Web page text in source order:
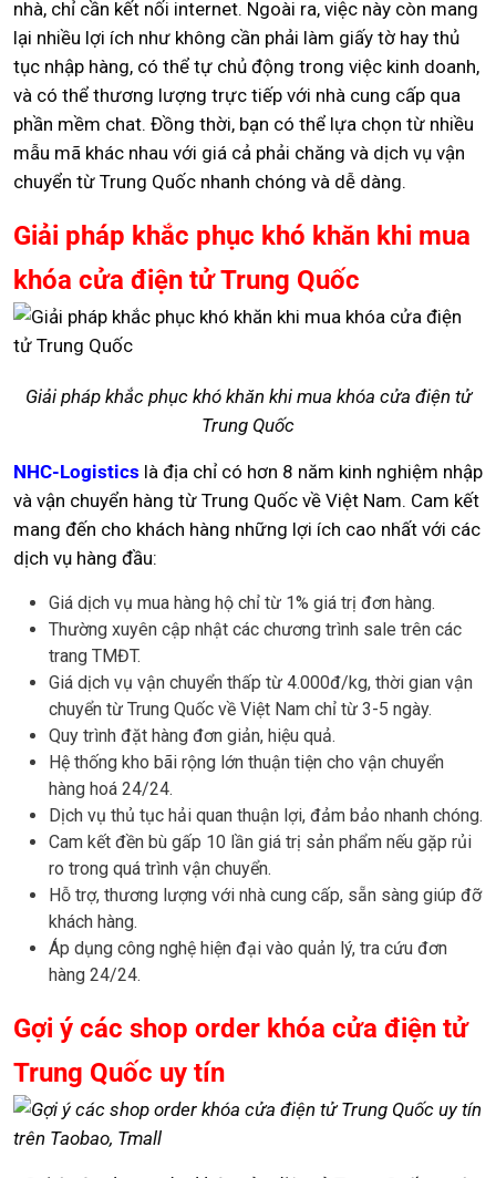
nhà, chỉ cần kết nối internet. Ngoài ra, việc này còn mang
lại nhiều lợi ích như không cần phải làm giấy tờ hay thủ
tục nhập hàng, có thể tự chủ động trong việc kinh doanh,
và có thể thương lượng trực tiếp với nhà cung cấp qua
phần mềm chat. Đồng thời, bạn có thể lựa chọn từ nhiều
mẫu mã khác nhau với giá cả phải chăng và dịch vụ vận
chuyển từ Trung Quốc nhanh chóng và dễ dàng.
Giải pháp khắc phục khó khăn khi mua
khóa cửa điện tử Trung Quốc
Giải pháp khắc phục khó khăn khi mua khóa cửa điện tử
Trung Quốc
NHC-Logistics là địa chỉ có hơn 8 năm kinh nghiệm nhập
và vận chuyển hàng từ Trung Quốc về Việt Nam. Cam kết
mang đến cho khách hàng những lợi ích cao nhất với các
dịch vụ hàng đầu:
Giá dịch vụ mua hàng hộ chỉ từ 1% giá trị đơn hàng.
Thường xuyên cập nhật các chương trình sale trên các
trang TMĐT.
Giá dịch vụ vận chuyển thấp từ 4.000đ/kg, thời gian vận
chuyển từ Trung Quốc về Việt Nam chỉ từ 3-5 ngày.
Quy trình đặt hàng đơn giản, hiệu quả.
Hệ thống kho bãi rộng lớn thuận tiện cho vận chuyển
hàng hoá 24/24.
Dịch vụ thủ tục hải quan thuận lợi, đảm bảo nhanh chóng.
Cam kết đền bù gấp 10 lần giá trị sản phẩm nếu gặp rủi
ro trong quá trình vận chuyển.
Hỗ trợ, thương lượng với nhà cung cấp, sẵn sàng giúp đỡ
khách hàng.
Áp dụng công nghệ hiện đại vào quản lý, tra cứu đơn
hàng 24/24.
Gợi ý các shop order khóa cửa điện tử
Trung Quốc uy tín